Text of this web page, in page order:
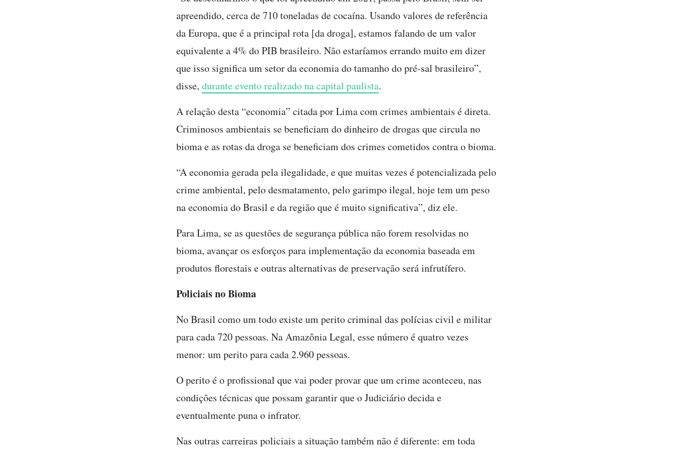
apreendido, cerca de 710 toneladas de cocaína. Usando valores de referência
da Europa, que é a principal rota [da droga], estamos falando de um valor
equivalente a 4% do PIB brasileiro. Não estaríamos errando muito em dizer
que isso significa um setor da economia do tamanho do pré-sal brasileiro”,
disse, durante evento realizado na capital paulista.
A relação desta “economia” citada por Lima com crimes ambientais é direta.
Criminosos ambientais se beneficiam do dinheiro de drogas que circula no
bioma e as rotas da droga se beneficiam dos crimes cometidos contra o bioma.
“A economia gerada pela ilegalidade, e que muitas vezes é potencializada pelo
crime ambiental, pelo desmatamento, pelo garimpo ilegal, hoje tem um peso
na economia do Brasil e da região que é muito significativa”, diz ele.
Para Lima, se as questões de segurança pública não forem resolvidas no
bioma, avançar os esforços para implementação da economia baseada em
produtos florestais e outras alternativas de preservação será infrutífero.
Policiais no Bioma
No Brasil como um todo existe um perito criminal das polícias civil e militar
para cada 720 pessoas. Na Amazônia Legal, esse número é quatro vezes
menor: um perito para cada 2.960 pessoas.
O perito é o profissional que vai poder provar que um crime aconteceu, nas
condições técnicas que possam garantir que o Judiciário decida e
eventualmente puna o infrator.
Nas outras carreiras policiais a situação também não é diferente: em toda